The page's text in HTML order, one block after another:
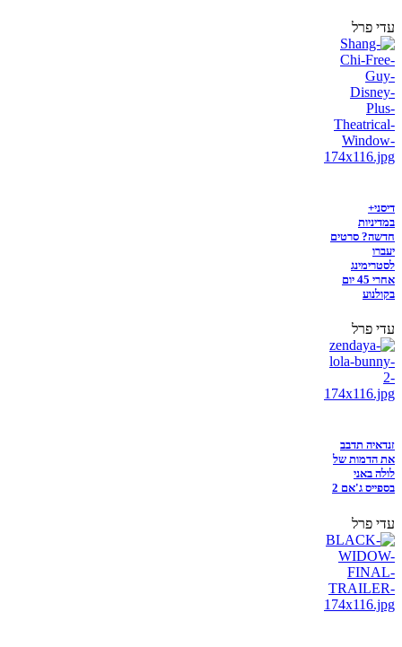
עדי פרל
דיסני+
במדיניות
חדשה? סרטים
יעברו
לסטרימינג
אחרי 45 יום
בקולנוע
עדי פרל
זנדאיה תדבב
את הדמות של
לולה באני
בספייס ג'אם 2
עדי פרל